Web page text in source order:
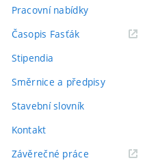
Pracovní nabídky
Časopis Fasťák(externí
Stipendia
Směrnice a předpisy
Stavební slovník
Kontakt
Závěrečné práce(externí